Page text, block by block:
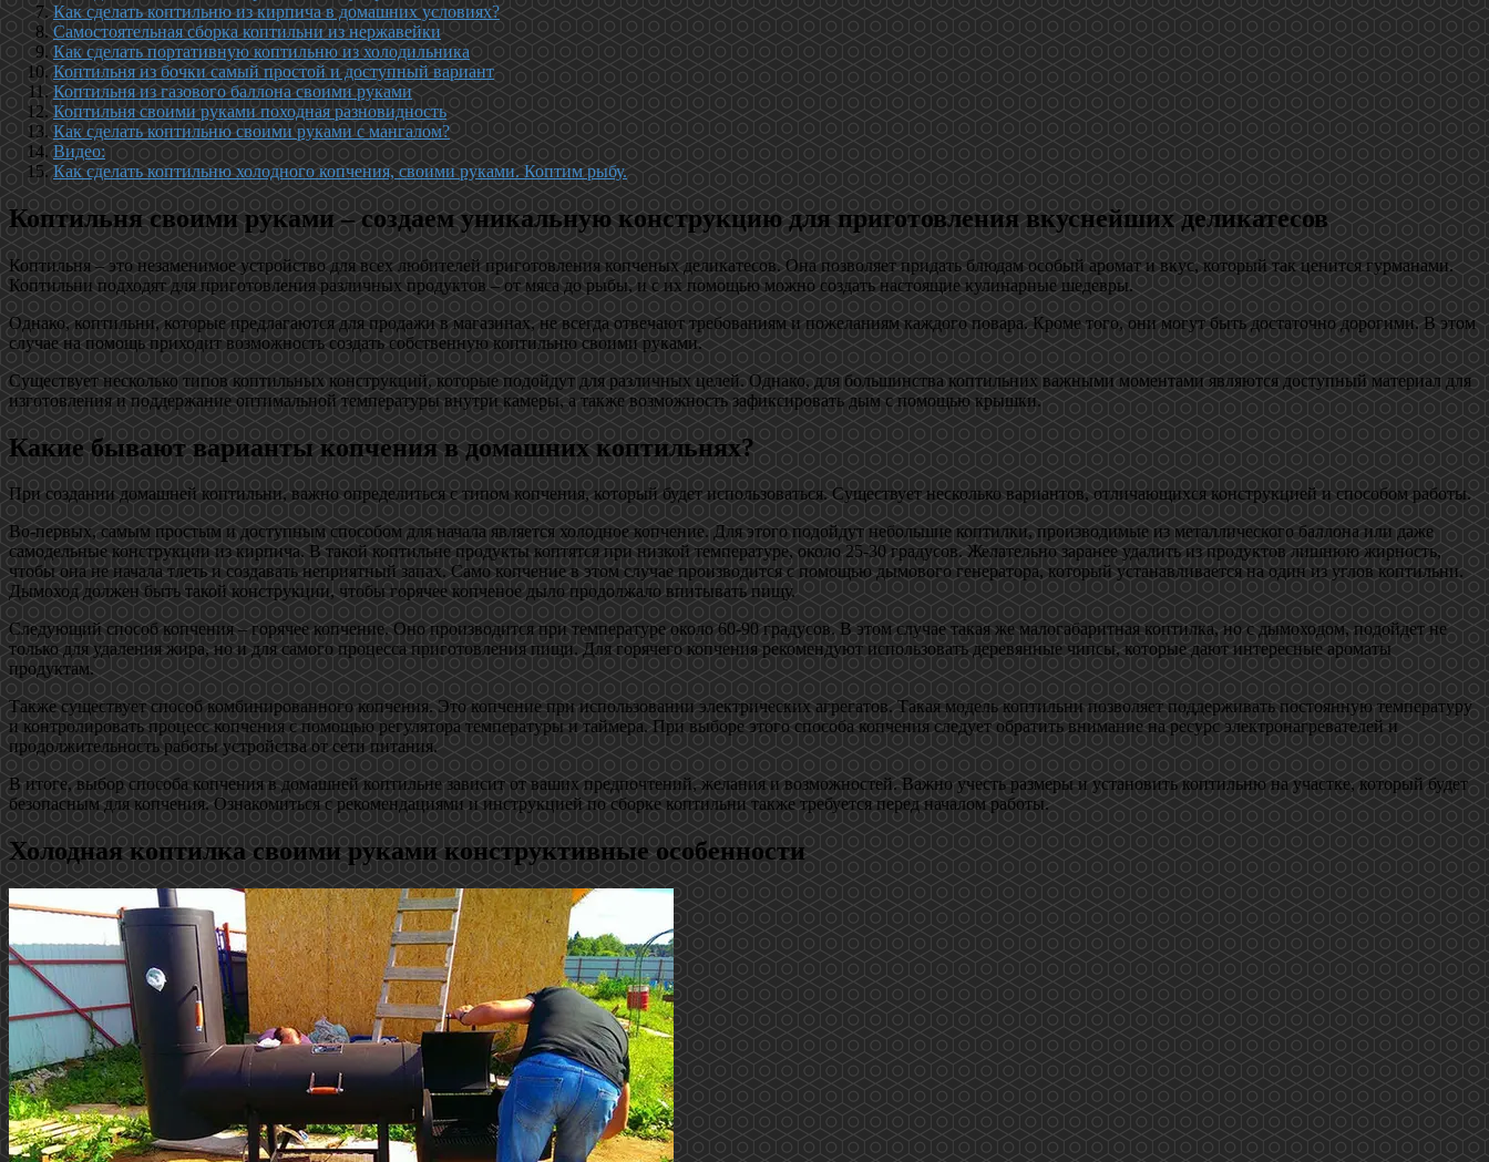
Как сделать коптильню из кирпича в домашних условиях?
Самостоятельная сборка коптильни из нержавейки
Как сделать портативную коптильню из холодильника
Коптильня из бочки самый простой и доступный вариант
Коптильня из газового баллона своими руками
Коптильня своими руками походная разновидность
Как сделать коптильню своими руками с мангалом?
Видео:
Как сделать коптильню холодного копчения, своими руками. Коптим рыбу.
Коптильня своими руками – создаем уникальную конструкцию для приготовления вкуснейших деликатесов
Коптильня – это незаменимое устройство для всех любителей приготовления копченых деликатесов. Она позволяет придать блюдам особый аромат и вкус, который так ценится гурманами.
Коптильни подходят для приготовления различных продуктов – от мяса до рыбы, и с их помощью можно создать настоящие кулинарные шедевры.
Однако, коптильни, которые предлагаются для продажи в магазинах, не всегда отвечают требованиям и пожеланиям каждого повара. Кроме того, они могут быть достаточно дорогими. В этом
случае на помощь приходит возможность создать собственную коптильню своими руками.
Существует несколько типов коптильных конструкций, которые подойдут для различных целей. Однако, для большинства коптильних важными моментами являются доступный материал для
изготовления и поддержание оптимальной температуры внутри камеры, а также возможность зафиксировать дым с помощью крышки.
Какие бывают варианты копчения в домашних коптильнях?
При создании домашней коптильни, важно определиться с типом копчения, который будет использоваться. Существует несколько вариантов, отличающихся конструкцией и способом работы.
Во-первых, самым простым и доступным способом для начала является холодное копчение. Для этого подойдут небольшие коптилки, производимые из металлического баллона или даже
самодельные конструкции из кирпича. В такой коптильне продукты коптятся при низкой температуре, около 25-30 градусов. Желательно заранее удалить из продуктов лишнюю жирность,
чтобы она не начала тлеть и создавать неприятный запах. Само копчение в этом случае производится с помощью дымового генератора, который устанавливается на один из углов коптильни.
Дымоход должен быть такой конструкции, чтобы горячее копченое дыло продолжало впитывать пищу.
Следующий способ копчения – горячее копчение. Оно производится при температуре около 60-90 градусов. В этом случае такая же малогабаритная коптилка, но с дымоходом, подойдет не
только для удаления жира, но и для самого процесса приготовления пищи. Для горячего копчения рекомендуют использовать деревянные чипсы, которые дают интересные ароматы
продуктам.
Также существует способ комбинированного копчения. Это копчение при использовании электрических агрегатов. Такая модель коптильни позволяет поддерживать постоянную температуру
и контролировать процесс копчения с помощью регулятора температуры и таймера. При выборе этого способа копчения следует обратить внимание на ресурс электронагревателей и
продолжительность работы устройства от сети питания.
В итоге, выбор способа копчения в домашней коптильне зависит от ваших предпочтений, желания и возможностей. Важно учесть размеры и установить коптильню на участке, который будет
безопасным для копчения. Ознакомиться с рекомендациями и инструкцией по сборке коптильни также требуется перед началом работы.
Холодная коптилка своими руками конструктивные особенности